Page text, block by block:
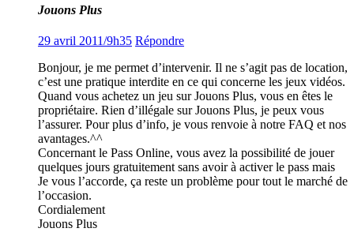
Jouons Plus
29 avril 2011/9h35 Répondre
Bonjour, je me permet d’intervenir. Il ne s’agit pas de location,
c’est une pratique interdite en ce qui concerne les jeux vidéos.
Quand vous achetez un jeu sur Jouons Plus, vous en êtes le
propriétaire. Rien d’illégale sur Jouons Plus, je peux vous
l’assurer. Pour plus d’info, je vous renvoie à notre FAQ et nos
avantages.^^
Concernant le Pass Online, vous avez la possibilité de jouer
quelques jours gratuitement sans avoir à activer le pass mais
Je vous l’accorde, ça reste un problème pour tout le marché de
l’occasion.
Cordialement
Jouons Plus